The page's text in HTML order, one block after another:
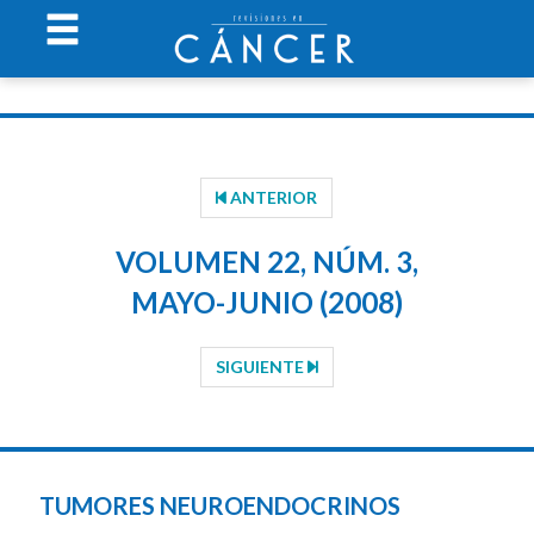
ANTERIOR
VOLUMEN 22, NÚM. 3,
MAYO-JUNIO (2008)
SIGUIENTE
TUMORES NEUROENDOCRINOS